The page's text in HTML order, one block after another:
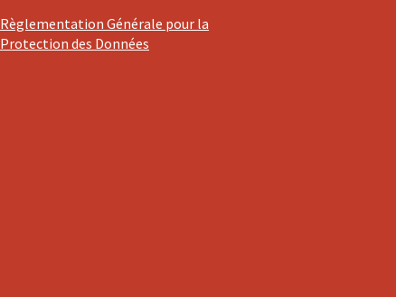
Règlementation Générale pour la
Protection des Données